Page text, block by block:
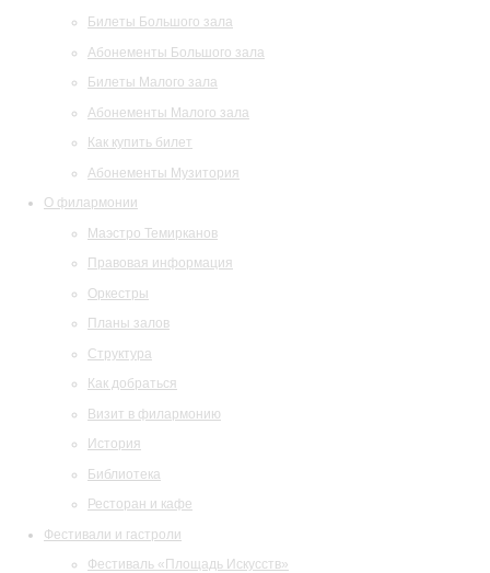
Билеты Большого зала
Абонементы Большого зала
Билеты Малого зала
Абонементы Малого зала
Как купить билет
Абонементы Музитория
О филармонии
Маэстро Темирканов
Правовая информация
Оркестры
Планы залов
Структура
Как добраться
Визит в филармонию
История
Библиотека
Ресторан и кафе
Фестивали и гастроли
Фестиваль «Площадь Искусств»